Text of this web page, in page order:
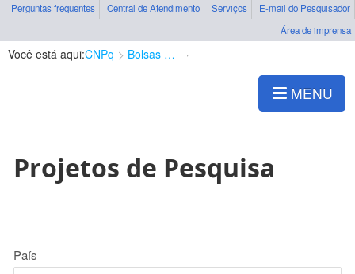
Perguntas frequentes Central de Atendimento Serviços
E-mail do Pesquisador
Área de imprensa
Você está aqui:CNPq Bolsas e Auxílios Vigentes
MENU
Projetos de Pesquisa
País